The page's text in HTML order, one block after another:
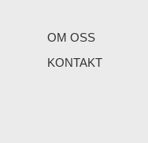
OM OSS
KONTAKT